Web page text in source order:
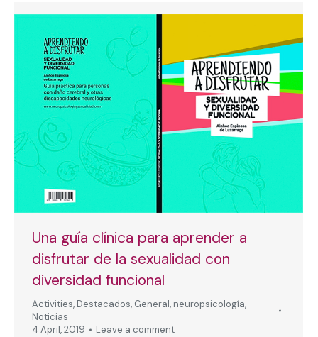
Una guía clínica para aprender a
disfrutar de la sexualidad con
diversidad funcional
Activities, Destacados, General, neuropsicología,
Noticias
4 April, 2019
Leave a comment